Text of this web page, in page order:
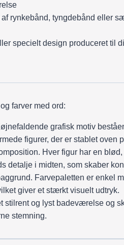
rynkebånd, tyngdebånd eller
specielt design produceret til
farver med ord:
grafisk motiv
figurer, der er stablet oven
Hver figur har en
detalje i midten, som skaber
Farvepaletten er enkel
giver et stærkt visuelt udtryk.
stilrent og lyst badeværelse og
stemning.